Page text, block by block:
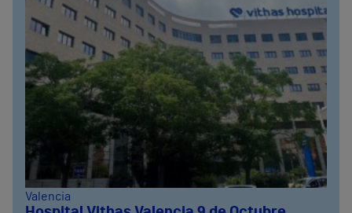
Valencia